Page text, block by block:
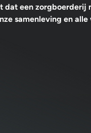
dat een zorgboerderij
samenleving en